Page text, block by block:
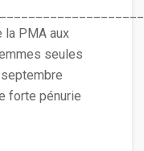
la PMA aux
seules
forte pénurie